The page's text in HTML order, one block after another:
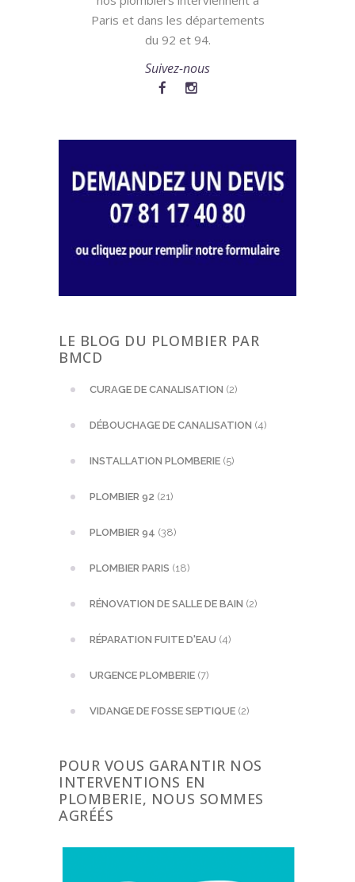
Paris et dans les départements
du 92 et 94.
Suivez-nous
LE BLOG DU PLOMBIER PAR
BMCD
CURAGE DE CANALISATION (2)
DÉBOUCHAGE DE CANALISATION (4)
INSTALLATION PLOMBERIE (5)
PLOMBIER 92 (21)
PLOMBIER 94 (38)
PLOMBIER PARIS (18)
RÉNOVATION DE SALLE DE BAIN (2)
RÉPARATION FUITE D'EAU (4)
URGENCE PLOMBERIE (7)
VIDANGE DE FOSSE SEPTIQUE (2)
POUR VOUS GARANTIR NOS
INTERVENTIONS EN
PLOMBERIE, NOUS SOMMES
AGRÉÉS